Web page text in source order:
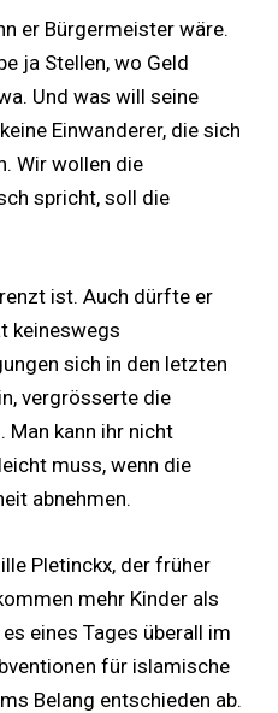
er Bürgermeister wäre.
ja Stellen, wo Geld
Und was will seine
Einwanderer, die sich
Wir wollen die
spricht, soll die
ist. Auch dürfte er
keineswegs
sich in den letzten
vergrösserte die
Man kann ihr nicht
muss, wenn die
abnehmen.
Pletinckx, der früher
mehr Kinder als
eines Tages überall im
für islamische
Belang entschieden ab.